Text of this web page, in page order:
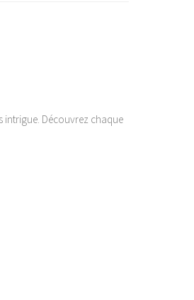
intrigue. Découvrez chaque